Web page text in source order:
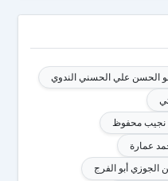
الحسن علي الحسني الندوي
نجيب محفوظ
عمارة
الجوزي أبو الفرج